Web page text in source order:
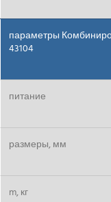
параметры
43104
питание
размеры, мм
m, кг